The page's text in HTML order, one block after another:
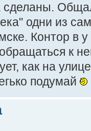
сделаны.
одни из
Контор в
к
как на
подумай